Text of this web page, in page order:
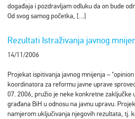
događaja i pozdravljam odluku da on bude
Od svog samog početka, […]
Rezultati Istraživanja javnog
14/11/2006
Projekat ispitivanja javnog mnijenja –
koordinatora za reformu javne uprave
07. 2006, pružio je neke konkretne zaključke
građana BiH u odnosu na javnu upravu.
namjerom uključivanja njegovih rezultata, tj.